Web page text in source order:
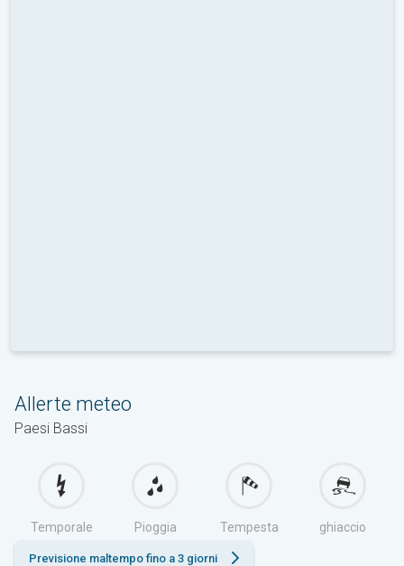
Allerte meteo
Paesi Bassi
Temporale Pioggia Tempesta ghiaccio
Previsione maltempo fino a 3 giorni